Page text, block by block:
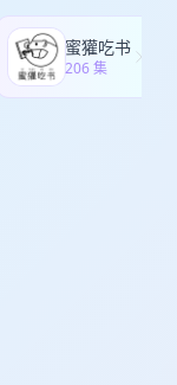
、
会踢你、
天两天了。
按摩仪： ✅揉
捶击，像老师
，长辈操作一
。 恰逢母亲
年，买贵退
带一台，刚刚
界听友专属福
京
蜜獾吃书
206 集